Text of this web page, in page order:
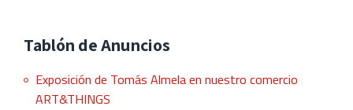
Tablón de Anuncios
Exposición de Tomás Almela en nuestro comercio
ART&THINGS